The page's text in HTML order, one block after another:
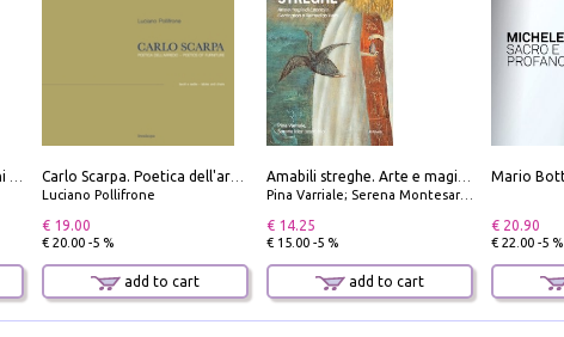
Luciano Pollifrone
€ 19.00
€ 20.00 -5 %
add to cart
Pina Varriale; Serena Montesarchio
€ 14.25
€ 15.00 -5 %
add to cart
€ 20.90
€ 22.00 -5 %